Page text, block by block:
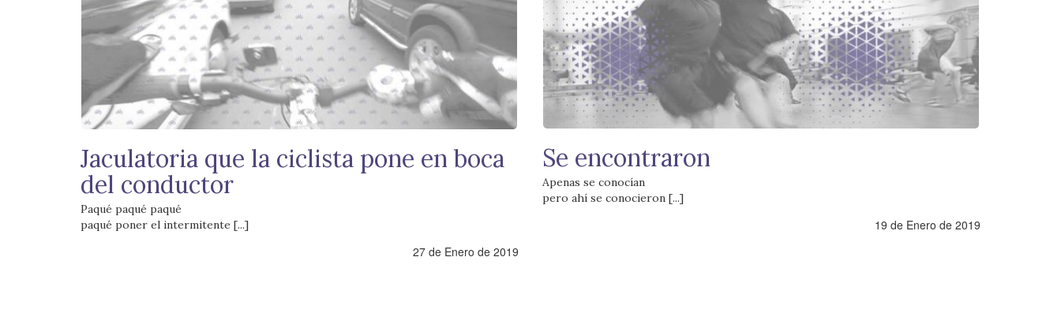
Jaculatoria que la ciclista pone en boca
del conductor
Paqué paqué paqué
paqué poner el intermitente [...]
27 de Enero de 2019
Se encontraron
Apenas se conocían
pero ahí se conocieron [...]
19 de Enero de 2019